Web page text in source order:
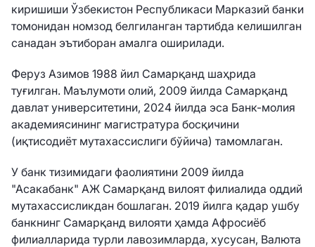
киришиши Ўзбекистон Республикаси Марказий банки
томонидан номзод белгиланган тартибда келишилган
санадан эътиборан амалга оширилади.
Феруз Азимов 1988 йил Самарқанд шаҳрида
туғилган. Маълумоти олий, 2009 йилда Самарқанд
давлат университетини, 2024 йилда эса Банк-молия
академиясининг магистратура босқичини
(иқтисодиёт мутахассислиги бўйича) тамомлаган.
У банк тизимидаги фаолиятини 2009 йилда
"Асакабанк" АЖ Самарқанд вилоят филиалида оддий
мутахассисликдан бошлаган. 2019 йилга қадар ушбу
банкнинг Самарқанд вилояти ҳамда Афросиёб
филиалларида турли лавозимларда, хусусан, Валюта